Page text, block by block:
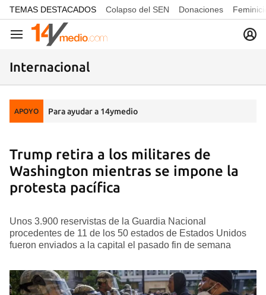
common.go-to-content
TEMAS DESTACADOS Colapso del SEN Donaciones
Navegación
Internacional
APOYO Para ayudar a 14ymedio
Trump retira a los militares de
Washington mientras se impone la
protesta pacífica
Unos 3.900 reservistas de la Guardia Nacional
procedentes de 11 de los 50 estados de Estados Unidos
fueron enviados a la capital el pasado fin de semana